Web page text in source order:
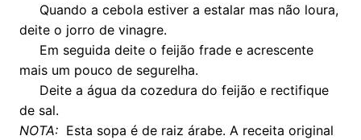
Quando a cebola estiver a estalar mas não loura,
deite o jorro de vinagre.
Em seguida deite o feijão frade e acrescente
mais um pouco de segurelha.
Deite a água da cozedura do feijão e rectifique
de sal.
NOTA:Esta sopa é de raiz árabe. A receita original